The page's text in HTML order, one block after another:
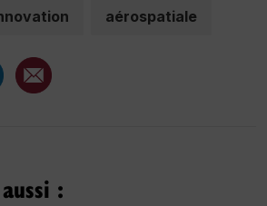
aérospatiale
: